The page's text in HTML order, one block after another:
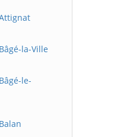
la-Ville
le-